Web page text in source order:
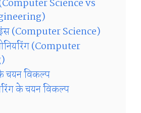
(Computer Science vs
(Computer Science)
(Computer
चयन विकल्प
के चयन विकल्प